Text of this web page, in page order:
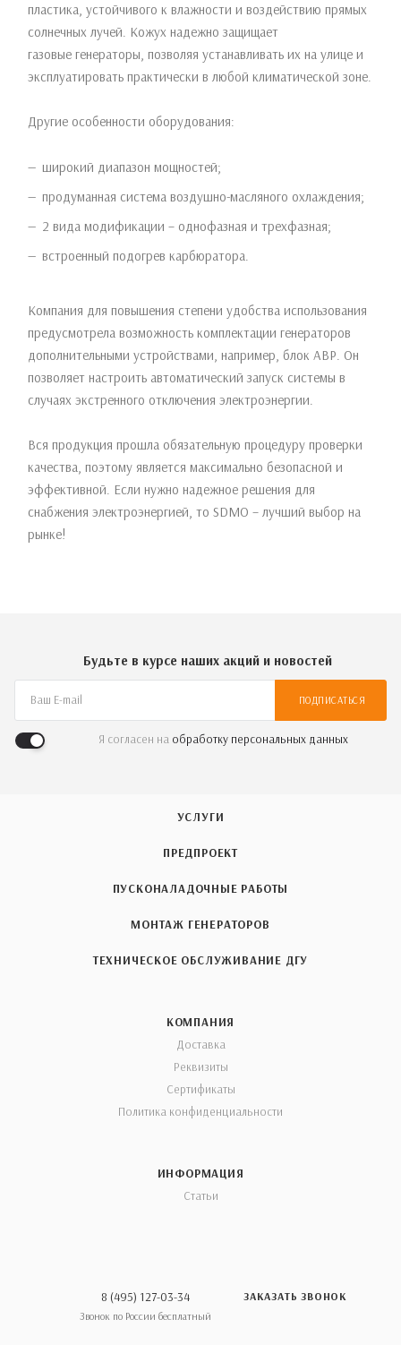
пластика, устойчивого к влажности и воздействию прямых
солнечных лучей. Кожух надежно защищает
газовые генераторы, позволяя устанавливать их на улице и
эксплуатировать практически в любой климатической зоне.
Другие особенности оборудования:
широкий диапазон мощностей;
продуманная система воздушно-масляного охлаждения;
2 вида модификации – однофазная и трехфазная;
встроенный подогрев карбюратора.
Компания для повышения степени удобства использования
предусмотрела возможность комплектации генераторов
дополнительными устройствами, например, блок АВР. Он
позволяет настроить автоматический запуск системы в
случаях экстренного отключения электроэнергии.
Вся продукция прошла обязательную процедуру проверки
качества, поэтому является максимально безопасной и
эффективной. Если нужно надежное решения для
снабжения электроэнергией, то SDMO – лучший выбор на
рынке!
Будьте в курсе наших акций и новостей
ПОДПИСАТЬСЯ
Я согласен на обработку персональных данных
УСЛУГИ
ПРЕДПРОЕКТ
ПУСКОНАЛАДОЧНЫЕ РАБОТЫ
МОНТАЖ ГЕНЕРАТОРОВ
ТЕХНИЧЕСКОЕ ОБСЛУЖИВАНИЕ ДГУ
КОМПАНИЯ
Доставка
Реквизиты
Сертификаты
Политика конфиденциальности
ИНФОРМАЦИЯ
Статьи
8 (495) 127-03-34
Звонок по России бесплатный
ЗАКАЗАТЬ ЗВОНОК